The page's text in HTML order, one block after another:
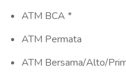
ATM BCA *
ATM Permata
ATM Bersama/Alto/